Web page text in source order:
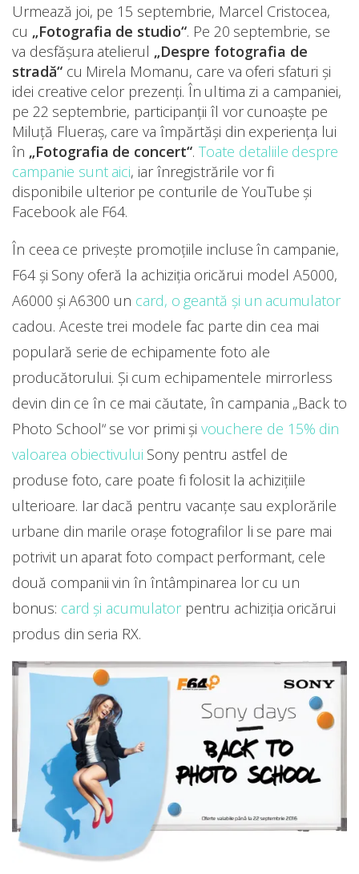
Urmează joi, pe 15 septembrie, Marcel Cristocea,
cu „Fotografia de studio“. Pe 20 septembrie, se
va desfășura atelierul „Despre fotografia de
stradă“ cu Mirela Momanu, care va oferi sfaturi și
idei creative celor prezenți. În ultima zi a campaniei,
pe 22 septembrie, participanții îl vor cunoaște pe
Miluță Flueraș, care va împărtăși din experiența lui
în „Fotografia de concert“. Toate detaliile despre
campanie sunt aici, iar înregistrările vor fi
disponibile ulterior pe conturile de YouTube și
Facebook ale F64.
În ceea ce privește promoțiile incluse în campanie,
F64 și Sony oferă la achiziția oricărui model A5000,
A6000 și A6300 un card, o geantă și un acumulator
cadou. Aceste trei modele fac parte din cea mai
populară serie de echipamente foto ale
producătorului. Și cum echipamentele mirrorless
devin din ce în ce mai căutate, în campania „Back to
Photo School“ se vor primi șivouchere de 15% din
valoarea obiectivului Sony pentru astfel de
produse foto, care poate fi folosit la achiziţiile
ulterioare. Iar dacă pentru vacanțe sau explorările
urbane din marile orașe fotografilor li se pare mai
potrivit un aparat foto compact performant, cele
două companii vin în întâmpinarea lor cu un
bonus: card și acumulator pentru achiziția oricărui
produs din seria RX.